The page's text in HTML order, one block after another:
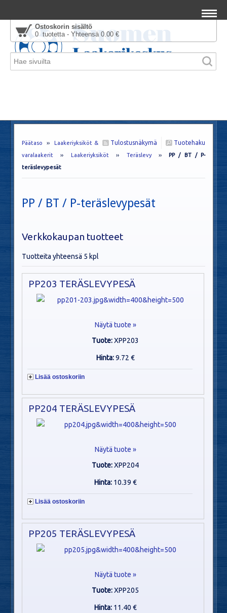
Ostoskorin sisältö
0 tuotetta - Yhteensä 0.00 €
Tuotehaku
Tulostusnäkymä
Päätaso ›› Laakeriyksiköt &
varalaakerit ›› Laakeriyksiköt ›› Teräslevy››PP / BT / P-
teräslevypesät
PP / BT / P-teräslevypesät
Verkkokaupan tuotteet
Tuotteita yhteensä 5 kpl
PP203 TERÄSLEVYPESÄ
Näytä tuote »
Tuote:XPP203
Hinta:9.72 €
Lisää ostoskoriin
PP204 TERÄSLEVYPESÄ
Näytä tuote »
Tuote:XPP204
Hinta: 10.39 €
Lisää ostoskoriin
PP205 TERÄSLEVYPESÄ
Näytä tuote »
Tuote:XPP205
Hinta: 11.40 €